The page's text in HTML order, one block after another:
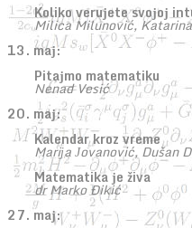
Koliko veruјete svoјoј
Milica Milunović,
13. maј:
Pitaјmo matematiku
Nenad Vesić
20. maј:
Kalendar kroz vreme
Mariјa Јovanović, Dušan
Matematika јe živa
dr Marko Đikić
27. maј: